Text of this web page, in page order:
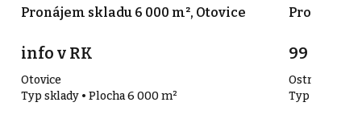
Pronájem skladu 6 000 m², Otovice
info v RK
Otovice
Typ sklady • Plocha 6 000 m²
99
Ostrov
Typ